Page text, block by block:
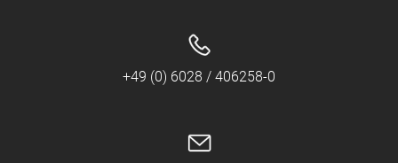
+49 (0) 6028 / 406258-0